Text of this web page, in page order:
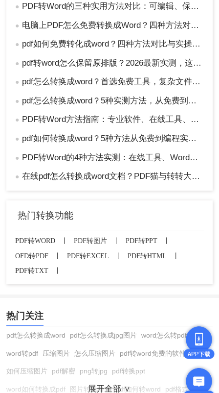
● PDF转Word的三种实用方法对比：可编辑、保格式、避风险！
● 电脑上PDF怎么免费转换成Word？四种方法对比与实操指南（附详细表格）!
● pdf如何免费转化成word？四种方法对比与实操指南（附详细表格）
● pdf转word怎么保留原排版？2026最新实测，这5种方法从免费到专业全搞定！
● pdf怎么转换成word？首选免费工具，复杂文件再上专业软件！
● pdf怎么转换成word？5种实测方法，从免费到专业全攻略！
● PDF转Word方法指南：专业软件、在线工具、Word内置与改后缀名4种方案对比！
● pdf如何转换成word？5种方法从免费到编程实测对比！
● PDF转Word的4种方法实测：在线工具、Word、Adobe与开源软件对比！！
● 在线pdf怎么转换成word文档？PDF猫与转转大师2种在线工具使用指南与功能对比！
热门转换功能
PDF转WORD 丨 PDF转图片 丨 PDF转PPT
丨
OFD转PDF
丨 PDF转EXCEL 丨 PDF转HTML
丨
PDF转TXT
热门关注
pdf怎么转换成word pdf怎么转换成jpg图片 word怎么转pdf
word转pdf 压缩图片 怎么压缩图片 pdf转word免费的软件
如何压缩图片 pdf解密 png转jpg pdf转换ppt
word如何转换成pdf 图片转换格式 pdf如何转word pdf格式转换
展开全部 ∨